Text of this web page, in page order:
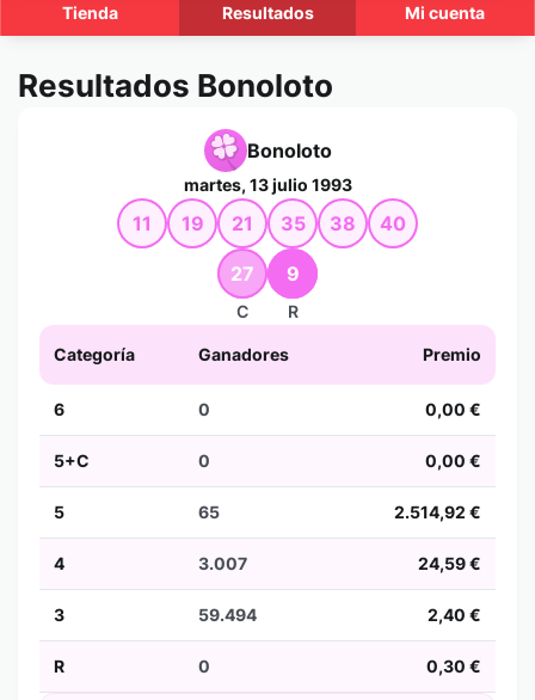
Tienda Resultados Mi cuenta
Resultados Bonoloto
Bonoloto
martes, 13 julio 1993
11 19 21 35 38 40
27
C
9
R
Categoría Ganadores Premio
6 0 0,00 €
5+C 0 0,00 €
5 65 2.514,92 €
4 3.007 24,59 €
3 59.494 2,40 €
R 0 0,30 €